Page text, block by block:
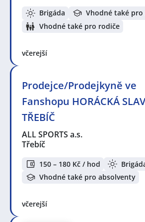
Brigáda
Vhodné také
Vhodné také pro rodiče
včerejší
Prodejce/Prodejkyně ve
Fanshopu HORÁCKÁ
TŘEBÍČ
ALL SPORTS a.s.
Třebíč
150 – 180 Kč / hod
Vhodné také pro absolventy
včerejší